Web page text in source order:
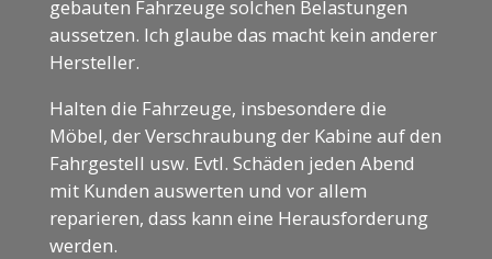
gebauten Fahrzeuge solchen Belastungen
aussetzen. Ich glaube das macht kein anderer
Hersteller.
Halten die Fahrzeuge, insbesondere die
Möbel, der Verschraubung der Kabine auf den
Fahrgestell usw. Evtl. Schäden jeden Abend
mit Kunden auswerten und vor allem
reparieren, dass kann eine Herausforderung
werden.